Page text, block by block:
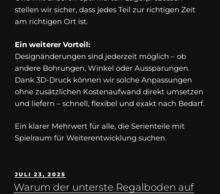
stellen wir sicher, dass jedes Teil zur richtigen Zeit
am richtigen Ort ist.
Ein weiterer Vorteil:
Designänderungen sind jederzeit möglich – ob
andere Bohrungen, Winkel oder Aussparungen.
Dank 3D-Druck können wir solche Anpassungen
ohne zusätzlichen Kostenaufwand direkt umsetzen
und liefern – schnell, flexibel und exakt nach Bedarf.
Ein klarer Mehrwert für alle, die Serienteile mit
Spielraum für Weiterentwicklung suchen.
JULI 23, 2025
Warum der unterste Regalboden auf